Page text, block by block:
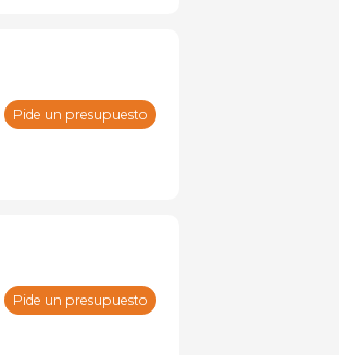
Pide un presupuesto
Pide un presupuesto